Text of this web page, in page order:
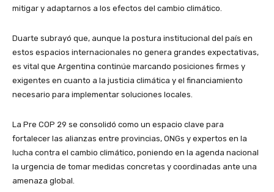
mitigar y adaptarnos a los efectos del cambio climático.
Duarte subrayó que, aunque la postura institucional del país en
estos espacios internacionales no genera grandes expectativas,
es vital que Argentina continúe marcando posiciones firmes y
exigentes en cuanto a la justicia climática y el financiamiento
necesario para implementar soluciones locales.
La Pre COP 29 se consolidó como un espacio clave para
fortalecer las alianzas entre provincias, ONGs y expertos en la
lucha contra el cambio climático, poniendo en la agenda nacional
la urgencia de tomar medidas concretas y coordinadas ante una
amenaza global.